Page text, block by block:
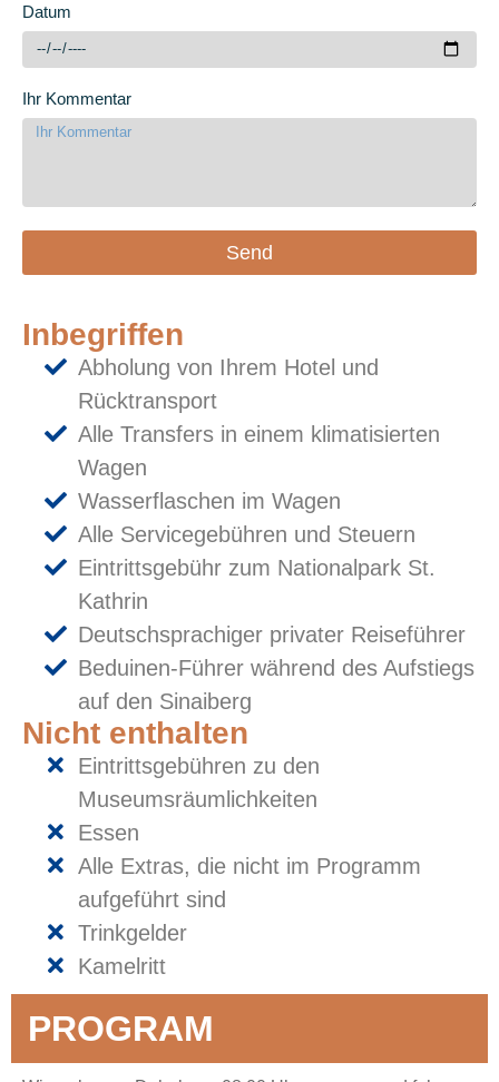
Datum
Ihr Kommentar
Send
Inbegriffen
Abholung von Ihrem Hotel und
Rücktransport
Alle Transfers in einem klimatisierten
Wagen
Wasserflaschen im Wagen
Alle Servicegebühren und Steuern
Eintrittsgebühr zum Nationalpark St.
Kathrin
Deutschsprachiger privater Reiseführer
Beduinen-Führer während des Aufstiegs
auf den Sinaiberg
Nicht enthalten
Eintrittsgebühren zu den
Museumsräumlichkeiten
Essen
Alle Extras, die nicht im Programm
aufgeführt sind
Trinkgelder
Kamelritt
PROGRAM